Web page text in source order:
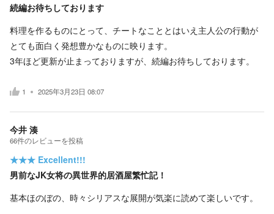
続編お待ちしております
料理を作るものにとって、チートなこととはいえ主人公の行動が
とても面白く発想豊かなものに映ります。
3年ほど更新が止まっておりますが、続編お待ちしております。
1 2025年3月23日 08:07
今井 湊
66件のレビューを投稿
★★★ Excellent!!!
男前なJK女将の異世界的居酒屋繁忙記！
基本ほのぼの、時々シリアスな展開が気楽に読めて楽しいです。